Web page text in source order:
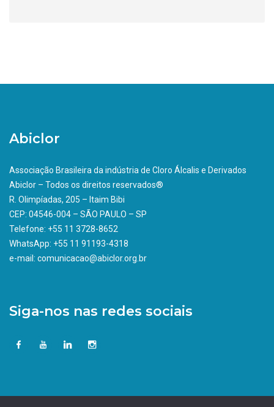
Abiclor
Associação Brasileira da indústria de Cloro Álcalis e Derivados
Abiclor – Todos os direitos reservados®
R. Olimpíadas, 205 – Itaim Bibi
CEP: 04546-004 – SÃO PAULO – SP
Telefone: +55 11 3728-8652
WhatsApp: +55 11 91193-4318
e-mail: comunicacao@abiclor.org.br
Siga-nos nas redes sociais